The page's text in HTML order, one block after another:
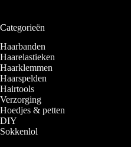
Categorieën
Haarbanden
Haarelastieken
Haarklemmen
Haarspelden
Hairtools
Verzorging
Hoedjes & petten
DIY
Sokkenlol